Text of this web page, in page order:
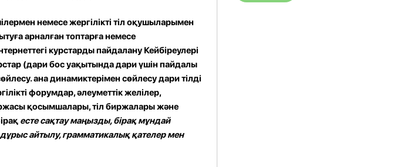
немесе жергілікті тіл оқушыларымен
арналған топтарға немесе
курстарды пайдалану Кейбіреулері
(дари бос уақытында дари үшін пайдалы
ана ​​динамиктерімен сөйлесу дари тілді
форумдар, әлеуметтік желілер,
қосымшалары, тіл биржалары және
есте сақтау маңызды, бірақ мұндай
айтылу, грамматикалық қателер мен